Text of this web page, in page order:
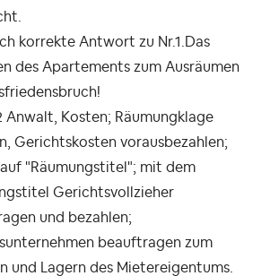
korrekte Antwort zu Nr.1.Das
des Apartements zum Ausräumen
Anwalt, Kosten; Räumungklage
Gerichtskosten vorausbezahlen;
"Räumungstitel"; mit dem
Gerichtsvollzieher
und bezahlen;
beauftragen zum
und Lagern des Mietereigentums.